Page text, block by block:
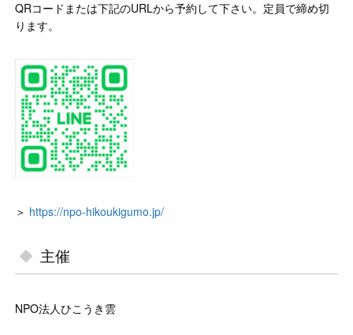
QRコードまたは下記のURLから予約して下さい。定員で締め切
ります。
＞ https://npo-hikoukigumo.jp/
主催
NPO法人ひこうき雲